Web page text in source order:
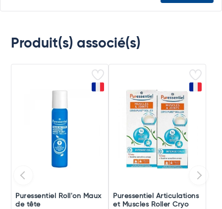
Produit(s) associé(s)
Puressentiel Roll'on Maux
de tête
Puressentiel Articulations
et Muscles Roller Cryo